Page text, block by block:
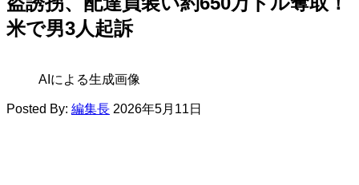
米で男3人起訴
AIによる生成画像
Posted By: 編集長 2026年5月11日